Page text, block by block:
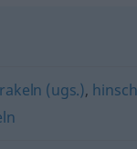
(ugs.),